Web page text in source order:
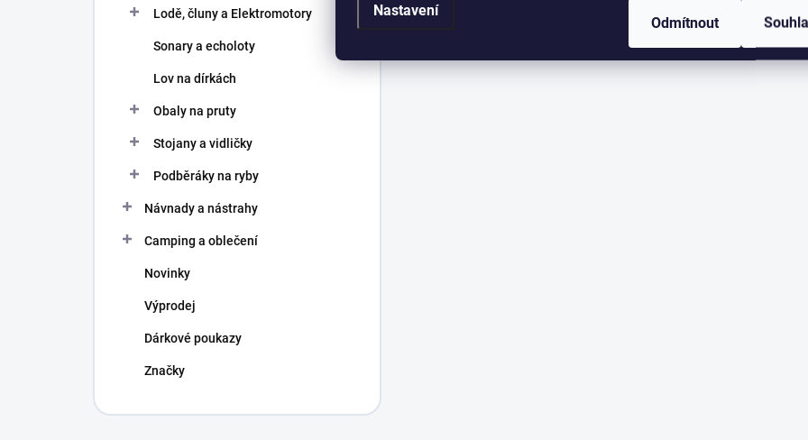
Nastavení
Odmítnout
Lodě, čluny a Elektromotory
Sonary a echoloty
Lov na dírkách
Obaly na pruty
Stojany a vidličky
Podběráky na ryby
Návnady a nástrahy
Camping a oblečení
Novinky
Výprodej
Dárkové poukazy
Značky